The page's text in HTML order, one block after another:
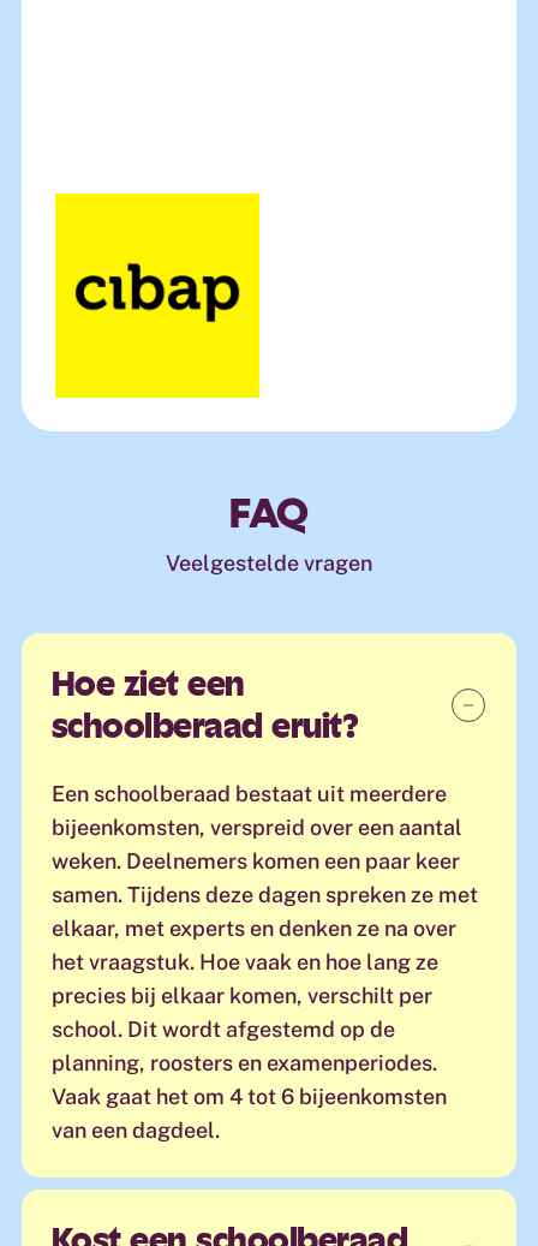
FAQ
Veelgestelde vragen
Hoe ziet een
schoolberaad eruit?
Een schoolberaad bestaat uit meerdere
bijeenkomsten, verspreid over een aantal
weken. Deelnemers komen een paar keer
samen.Tijdens deze dagen spreken ze met
elkaar, met experts en denken ze na over
het vraagstuk. Hoe vaak en hoe lang ze
precies bij elkaar komen, verschilt per
school. Dit wordt afgestemd op de
planning, roosters en examenperiodes.
Vaak gaat het om 4 tot 6 bijeenkomsten
van een dagdeel.